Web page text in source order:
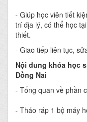
- Giúp học viên tiết
trí địa lý, có thể học
thiết.
- Giao tiếp liên tục,
Nội dung khóa học
Đồng Nai
- Tổng quan về phần
- Tháo ráp 1 bộ máy